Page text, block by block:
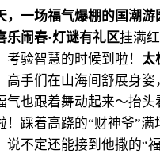
一场福气爆棚的国潮游
乐闹春·灯谜有礼区挂满
考验智慧的时候到啦！ 太
高手们在山海间舒展身姿
气也跟着舞动起来～抬头
！踩着高跷的“财神爷”满
说不定还能接到他撒的“